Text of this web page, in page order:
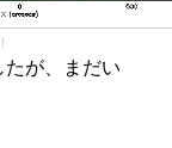
たが、まだい